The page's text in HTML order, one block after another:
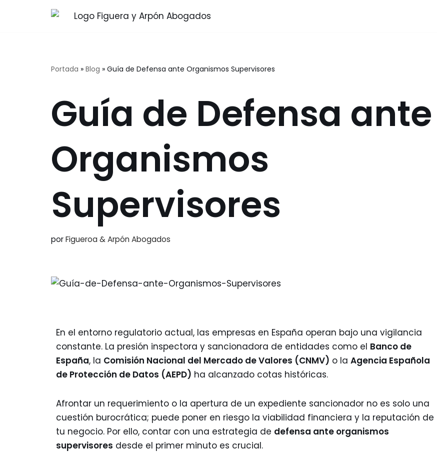
Portada » Blog » Guía de Defensa ante Organismos Supervisores
Guía de Defensa ante
Organismos
Supervisores
porFigueroa & Arpón Abogados
En el entorno regulatorio actual, las empresas en España operan bajo una vigilancia
constante. La presión inspectora y sancionadora de entidades como el Banco de
España, la Comisión Nacional del Mercado de Valores (CNMV) o la Agencia Española
de Protección de Datos (AEPD) ha alcanzado cotas históricas.
Afrontar un requerimiento o la apertura de un expediente sancionador no es solo una
cuestión burocrática; puede poner en riesgo la viabilidad financiera y la reputación de
tu negocio. Por ello, contar con una estrategia de defensa ante organismos
supervisores desde el primer minuto es crucial.